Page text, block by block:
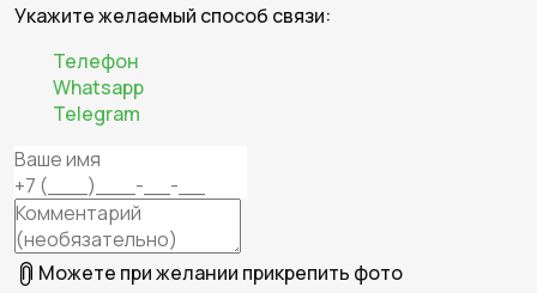
Укажите желаемый способ связи:
Телефон
Whatsapp
Telegram
Можете при желании прикрепить фото